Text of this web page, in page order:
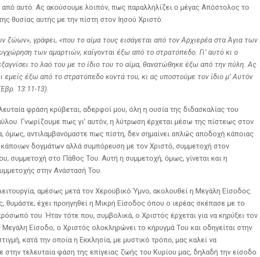
από αυτό. Ας ακούσουμε λοιπόν, πως παραλληλίζει ο μέγας Απόστολος το
θυσίας αυτής με την πίστη στον Ιησού Χριστό:
ζώων», γράφει, «που το αίμα τους εισάγεται από τον Αρχιερέα στα Άγια των
των αμαρτιών, καίγονται έξω από το στρατόπεδο. Γι’ αυτό κι ο
το λαό του με το ίδιο του το αίμα, θανατώθηκε έξω από την πύλη. Ας
εμείς έξω από το στρατόπεδο κοντά του, κι ας υποστούμε τον ίδιο μ’ Αυτόν
Έβρ. 13:11-13).
φράση κρύβεται, αδερφοί μου, όλη η ουσία της διδασκαλίας του
Γνωρίζουμε πως γι’ αυτόν, η λύτρωση έρχεται μέσω της πίστεως στον
όμως, αντιλαμβανόμαστε πως πίστη, δεν σημαίνει απλώς αποδοχή κάποιας
κάποιων δογμάτων αλλά συμπόρευση με τον Χριστό, συμμετοχή στον
συμμετοχή στο Πάθος Του. Αυτή η συμμετοχή, όμως, γίνεται και η
στην Ανάστασή Του.
αμέσως μετά τον Χερουβικό Ύμνο, ακολουθεί η Μεγάλη Είσοδος.
θυμάστε, έχει προηγηθεί η Μικρή Είσοδος όπου ο ιερέας σκέπασε με το
του. Ήταν τότε που, συμβολικά, ο Χριστός έρχεται για να κηρύξει τον
Είσοδο, ο Χριστός ολοκληρώνει το κήρυγμά Του και οδηγείται στην
κατά την οποία η Εκκλησία, με μυστικό τρόπο, μας καλεί να
στην τελευταία φάση της επίγειας ζωής του Κυρίου μας, δηλαδή την είσοδο